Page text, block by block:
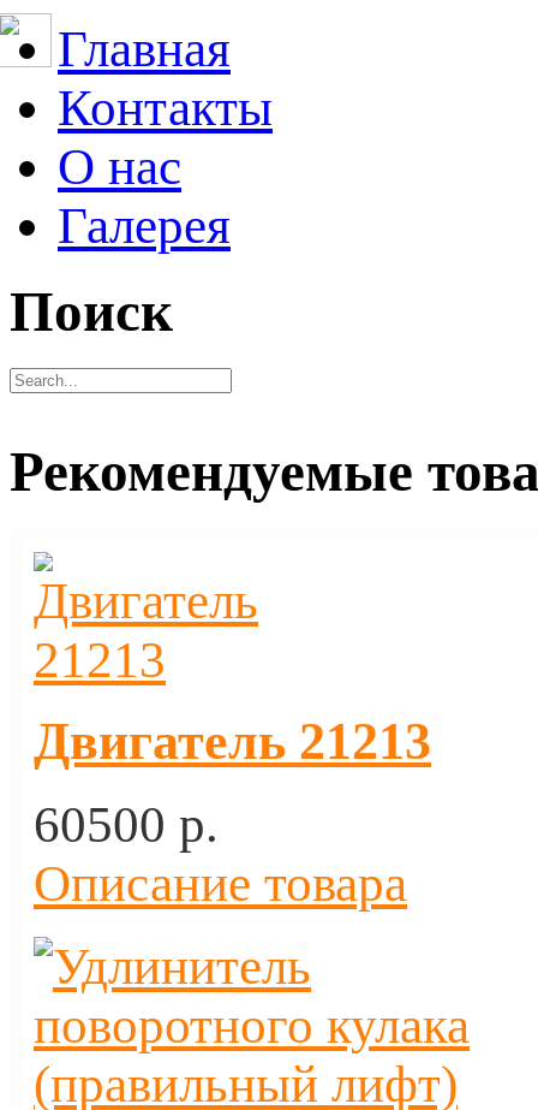
Главная
Контакты
О нас
Галерея
Поиск
Рекомендуемые
Двигатель 21213
60500 p.
Описание товара